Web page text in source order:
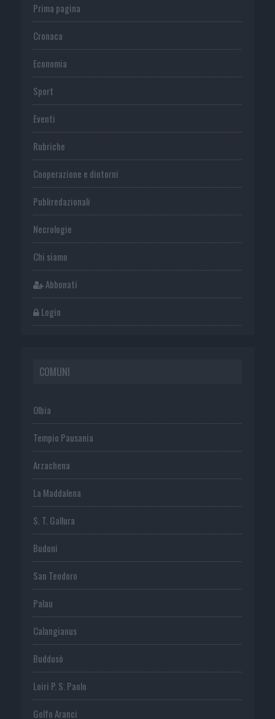
Prima pagina
Cronaca
Economia
Sport
Eventi
Rubriche
Cooperazione e dintorni
Publiredazionali
Necrologie
Chi siamo
Abbonati
Login
COMUNI
Olbia
Tempio Pausania
Arzachena
La Maddalena
S. T. Gallura
Budoni
San Teodoro
Palau
Calangianus
Buddusò
Loiri P. S. Paolo
Golfo Aranci